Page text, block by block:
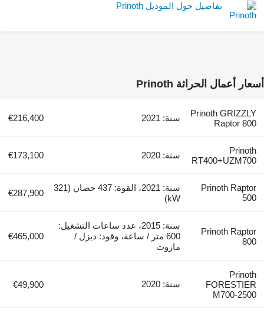
تفاصيل حول الموديل Prinoth
أسعار أعمال الحراثة Prinoth
Prinoth GRIZZLY
Raptor 800
سنة: 2021 €216,400
Prinoth
RT400+UZM700
سنة: 2020 €173,100
Prinoth Raptor
500
سنة: 2021، القوة: 437 حصان (321
kW)
€287,900
Prinoth Raptor
800
سنة: 2015، عدد ساعات التشغيل:
600 متر / ساعة، وقود: ديزل /
مازوت
€465,000
Prinoth
FORESTIER
M700-2500
سنة: 2020 €49,900